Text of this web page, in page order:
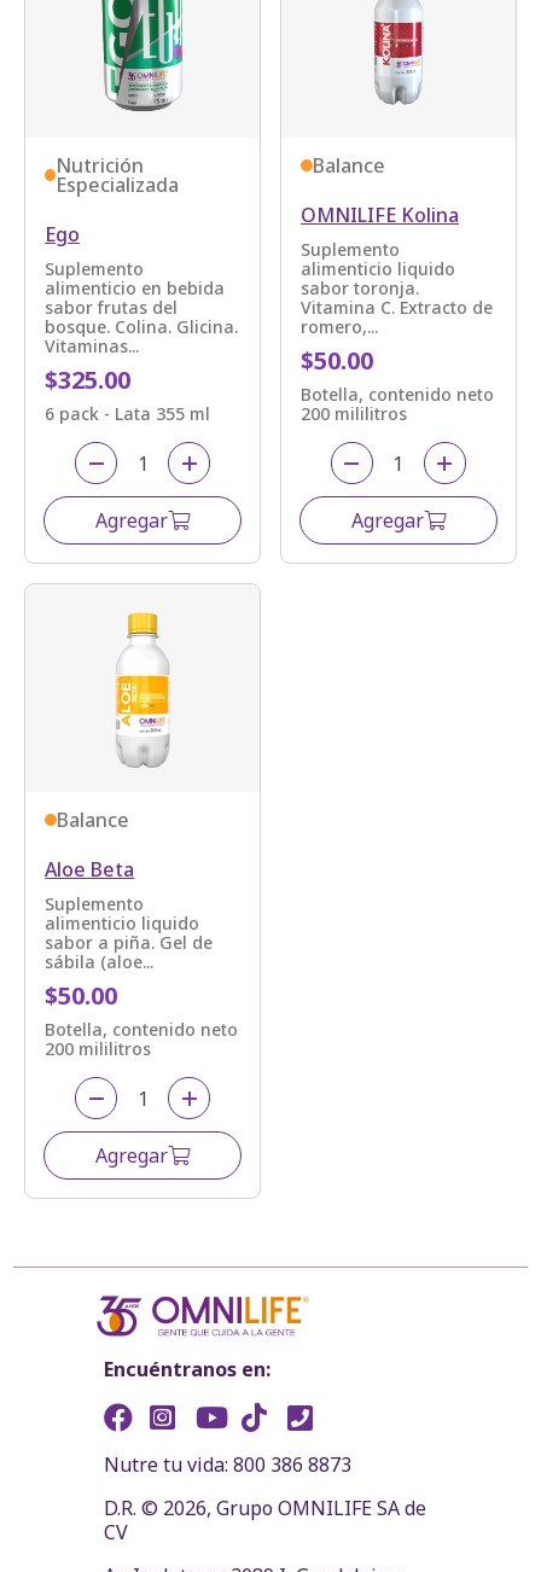
Nutrición
Especializada
Ego
Suplemento
alimenticio en bebida
sabor frutas del
bosque. Colina. Glicina.
Vitaminas...
$325.00
6 pack - Lata 355 ml
Agregar
Balance
OMNILIFE Kolina
Suplemento
alimenticio liquido
sabor toronja.
Vitamina C. Extracto de
romero,...
$50.00
Botella, contenido neto
200 mililitros
Agregar
Balance
Aloe Beta
Suplemento
alimenticio liquido
sabor a piña. Gel de
sábila (aloe...
$50.00
Botella, contenido neto
200 mililitros
Agregar
Encuéntranos en:
Nutre tu vida: 800 386 8873
D.R. © 2026, Grupo OMNILIFE SA de
CV